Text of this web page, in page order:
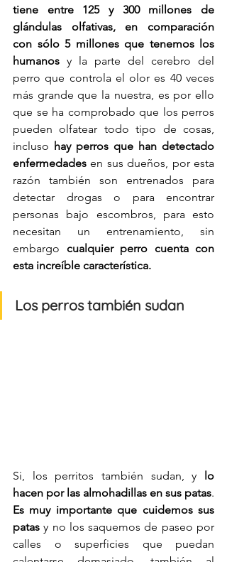
tiene entre 125 y 300 millones de
glándulas olfativas, en comparación
con sólo 5 millones que tenemos los
humanos y la parte del cerebro del
perro que controla el olor es 40 veces
más grande que la nuestra, es por ello
que se ha comprobado que los perros
pueden olfatear todo tipo de cosas,
incluso hay perros que han detectado
enfermedades en sus dueños, por esta
razón también son entrenados para
detectar drogas o para encontrar
personas bajo escombros, para esto
necesitan un entrenamiento, sin
embargo cualquier perro cuenta con
esta increíble característica.
Los perros también sudan
Si, los perritos también sudan, y lo
hacen por las almohadillas en sus patas
Es muy importante que cuidemos sus
patas y no los saquemos de paseo por
calles o superficies que puedan